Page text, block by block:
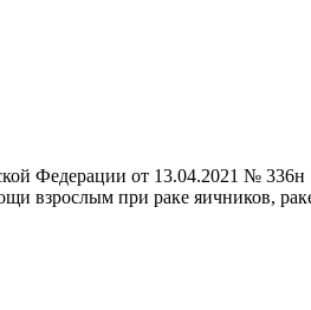
Федерации от 13.04.2021 № 336н
взрослым при раке яичников,